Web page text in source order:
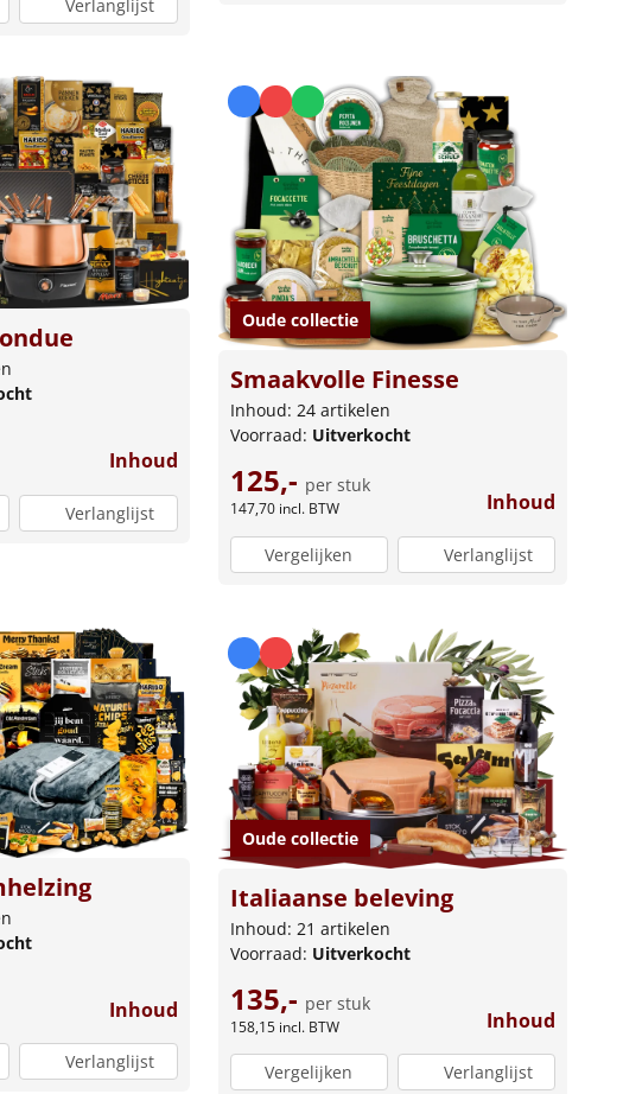
Verlanglijst
Inhoud
Verlanglijst
Oude collectie
Smaakvolle Finesse
Inhoud: 24 artikelen
Voorraad: Uitverkocht
125,- per stuk
147,70 incl. BTW Inhoud
Vergelijken Verlanglijst
Inhoud
Verlanglijst
Oude collectie
Italiaanse beleving
Inhoud: 21 artikelen
Voorraad: Uitverkocht
135,- per stuk
158,15 incl. BTW Inhoud
Vergelijken Verlanglijst